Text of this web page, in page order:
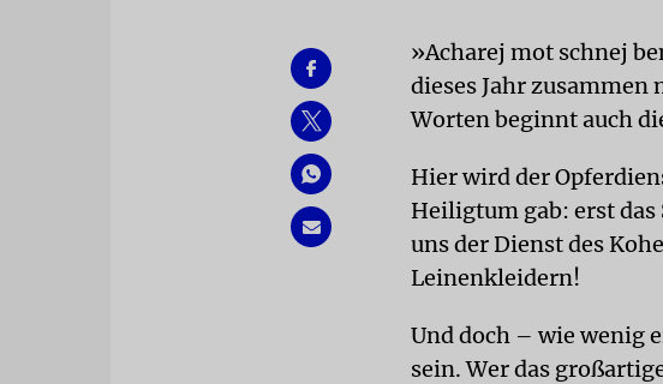
»Acharej mot schnej
dieses Jahr zusammen
Worten beginnt auch
Hier wird der
Heiligtum gab: erst
uns der Dienst des
Leinenkleidern!
Und doch – wie wenig
sein. Wer das